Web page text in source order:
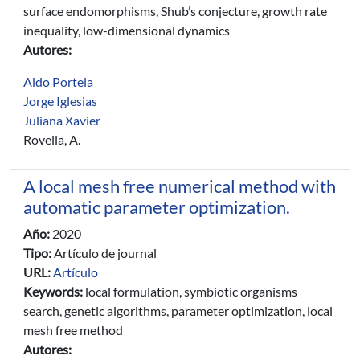
surface endomorphisms, Shub’s conjecture, growth rate
inequality, low-dimensional dynamics
Autores:
Aldo Portela
Jorge Iglesias
Juliana Xavier
Rovella, A.
A local mesh free numerical method with
automatic parameter optimization.
Año: 2020
Tipo:Artículo de journal
URL:Artículo
Keywords: local formulation, symbiotic organisms
search, genetic algorithms, parameter optimization, local
mesh free method
Autores: